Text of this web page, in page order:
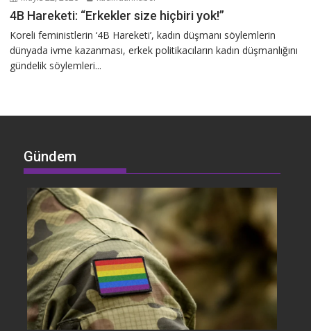
4B Hareketi: “Erkekler size hiçbiri yok!”
Koreli feministlerin ‘4B Hareketi’, kadın düşmanı söylemlerin
dünyada ivme kazanması, erkek politikacıların kadın düşmanlığını
gündelik söylemleri...
Gündem